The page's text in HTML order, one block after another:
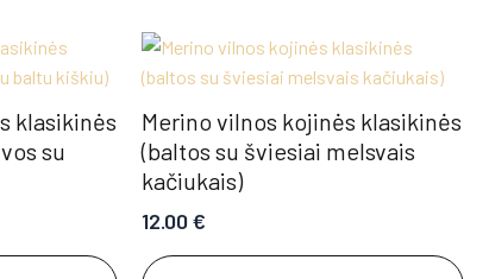
klasikinės
su
Merino vilnos kojinės klasikinės
(baltos su šviesiai melsvais
kačiukais)
12.00€